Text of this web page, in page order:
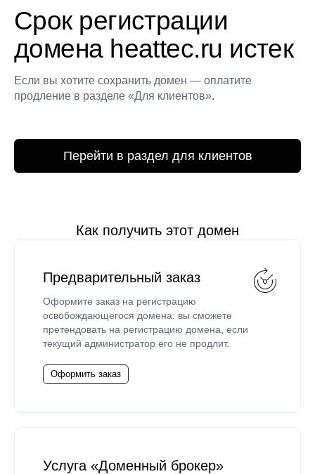
Срок регистрации
домена heattec.ru истек
Если вы хотите сохранить домен — оплатите
продление в разделе «Для клиентов».
Перейти в раздел для клиентов
Как получить этот домен
Предварительный заказ
Оформите заказ на регистрацию
освобождающегося домена: вы сможете
претендовать на регистрацию домена, если
текущий администратор его не продлит.
Оформить заказ
Услуга «Доменный брокер»